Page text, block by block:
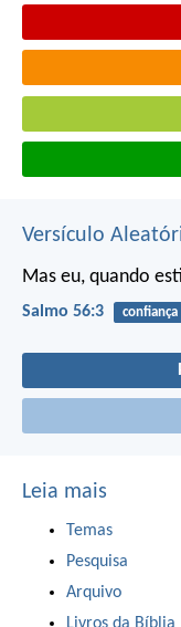
Versículo
Mas eu, quando
Salmo 56:3 confiança
Leia mais
Temas
Pesquisa
Arquivo